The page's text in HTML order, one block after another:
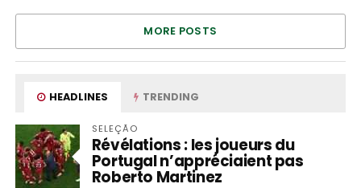
MORE POSTS
HEADLINES TRENDING
SELEÇÃO
Révélations : les joueurs du
Portugal n’appréciaient pas
Roberto Martinez